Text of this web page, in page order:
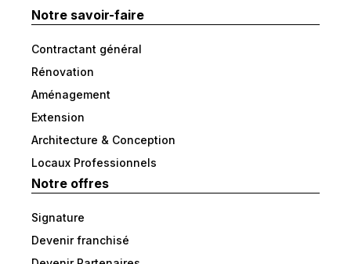
Notre savoir-faire
Contractant général
Rénovation
Aménagement
Extension
Architecture & Conception
Locaux Professionnels
Notre offres
Signature
Devenir franchisé